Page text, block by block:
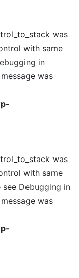
was
with same
in
was
was
with same
see Debugging in
was